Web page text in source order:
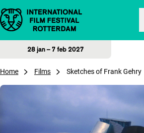
Direct naar inhoud
28 jan – 7 feb 2027
Home Films Sketches of Frank Gehry